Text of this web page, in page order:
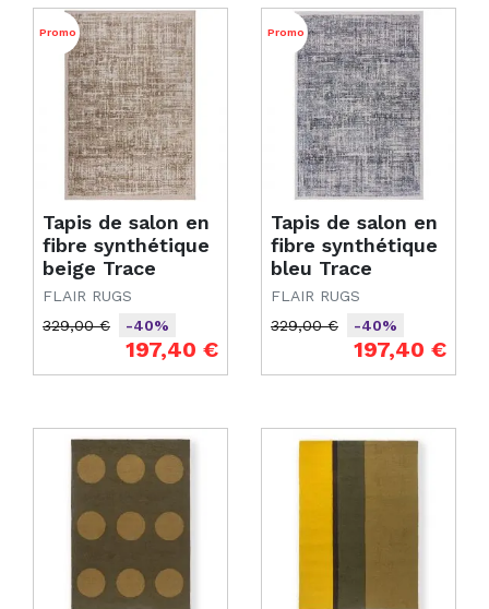
Tapis de salon en
fibre synthétique
beige Trace
FLAIR RUGS
Prix de base
329,00 €
-40%
197,40 €
Promo
Tapis de salon en
fibre synthétique
bleu Trace
FLAIR RUGS
Prix de base
329,00 €
-40%
197,40 €
Promo